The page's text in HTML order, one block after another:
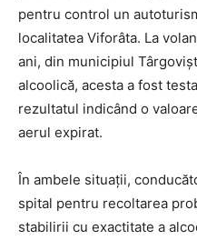
pentru control un
localitatea Viforâta. La
ani, din municipiul
alcoolică, acesta a fost
rezultatul indicând o
aerul expirat.
În ambele situații,
spital pentru recoltarea
stabilirii cu exactitate a